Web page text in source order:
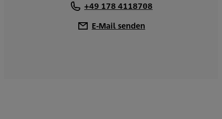
+49 178 4118708
E-Mail senden